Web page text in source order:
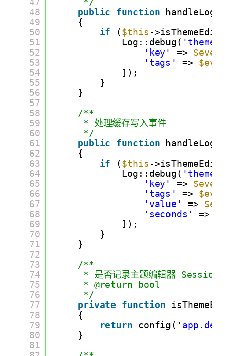
48
49
50
51
52
53
54
55
56
57
58
59
60
61
62
63
64
65
66
67
68
69
70
71
72
73
74
75
76
77
78
79
80
81
public
function
{
if
($this -
Log::debug(
'key'
=> $event
'tags'
=>
]);
}
}
/**
* 处理缓存写入事件
*/
public
function
{
if
($this -
Log::debug(
'key'
=> $event
'tags'
=>
'value'
=>
'seconds'
=>
]);
}
}
/**
* 是否记录主题编辑器 Session
* @return bool
*/
private function
{
return
config(
}